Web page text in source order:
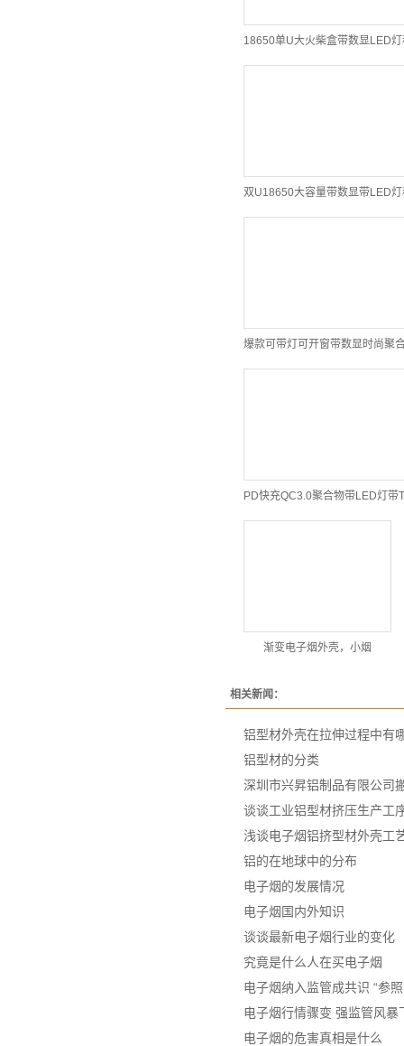
渐变电子烟外壳，小烟
相关新闻：
铝型材外壳在拉伸过程中有
铝型材的分类
深圳市兴昇铝制品有限公司
谈谈工业铝型材挤压生产工
浅谈电子烟铝挤型材外壳工
铝的在地球中的分布
电子烟的发展情况
电子烟国内外知识
谈谈最新电子烟行业的变化
究竟是什么人在买电子烟
电子烟纳入监管成共识 “参
电子烟行情骤变 强监管风
电子烟的危害真相是什么